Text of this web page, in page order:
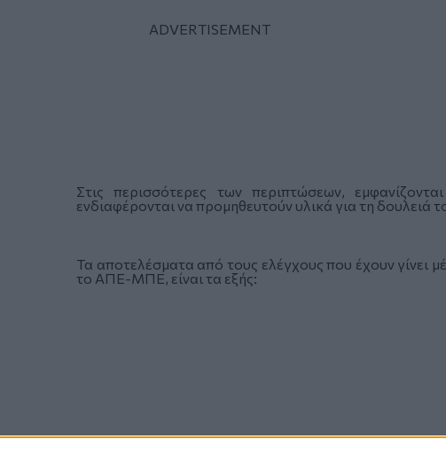
Στις περισσότερες των περιπτώσεων,
ενδιαφέρονται να προμηθευτούν υλικά για τη δουλειά
Τα αποτελέσματα από τους ελέγχους που έχουν γίνει
το ΑΠΕ-ΜΠΕ, είναι τα εξής: